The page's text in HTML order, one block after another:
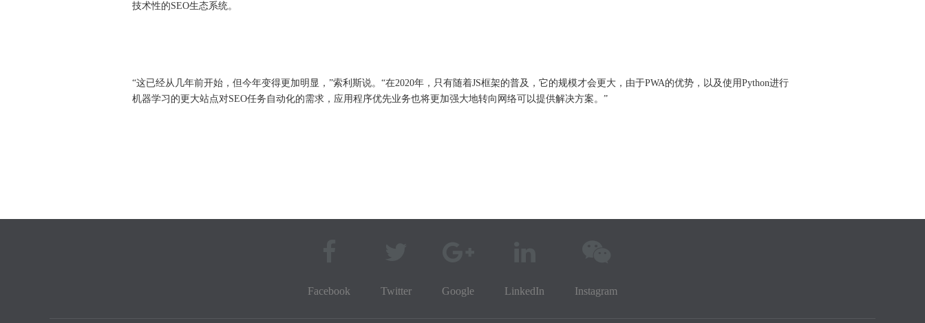
技术性的SEO生态系统。
“这已经从几年前开始，但今年变得更加明显，”索利斯说。“在2020年，只有随着JS框架的普及，它的规模才会更大，由于PWA的优势，以及使用Python进行
机器学习的更大站点对SEO任务自动化的需求，应用程序优先业务也将更加强大地转向网络可以提供解决方案。”
Facebook Twitter Google LinkedIn Instagram